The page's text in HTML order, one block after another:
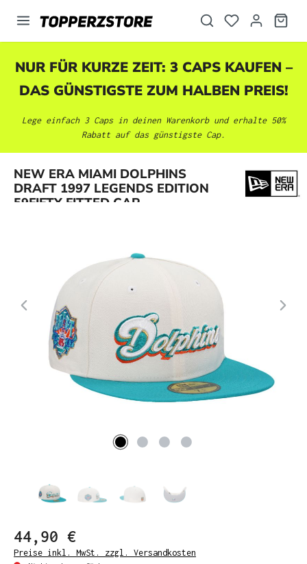
springen
NUR FÜR KURZE ZEIT: 3 CAPS KAUFEN –
DAS GÜNSTIGSTE ZUM HALBEN PREIS!
Lege einfach 3 Caps in deinen Warenkorb und erhalte 50%
Rabatt auf das günstigste Cap.
NEW ERA MIAMI DOLPHINS
DRAFT 1997 LEGENDS EDITION
59FIFTY FITTED CAP
44,90 €
Preise inkl. MwSt. zzgl. Versandkosten